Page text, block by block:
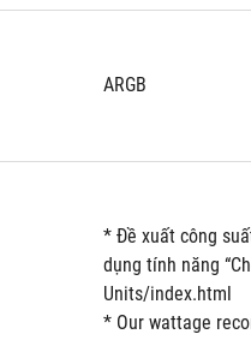
ARGB
* Đề xuất công
dụng tính năng
Units/index.html
* Our wattage